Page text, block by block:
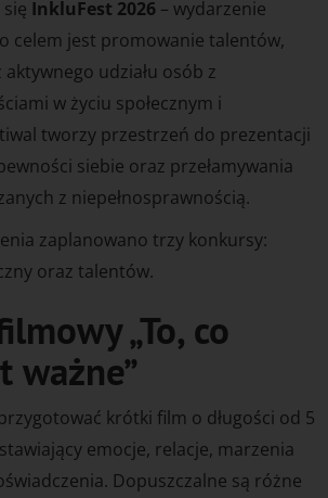
InkluFest 2026 – wydarzenie
celem jest promowanie talentów,
udziału osób z
w życiu społecznym i
tworzy przestrzeń do prezentacji
siebie oraz przełamywania
z niepełnosprawnością.
zaplanowano trzy konkursy:
oraz talentów.
„To, co
ważne”
krótki film o długości od 5
emocje, relacje, marzenia
Dopuszczalne są różne